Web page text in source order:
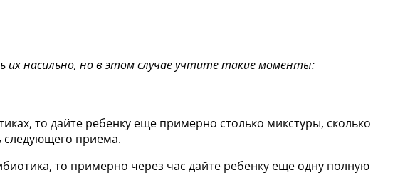
их насильно, но в этом случае учтите такие моменты:
то дайте ребенку еще примерно столько микстуры, сколько
следующего приема.
то примерно через час дайте ребенку еще одну полную